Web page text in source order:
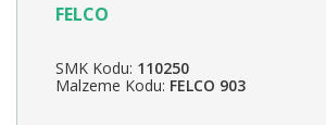
FELCO
SMK Kodu: 110250
Malzeme Kodu: FELCO 903